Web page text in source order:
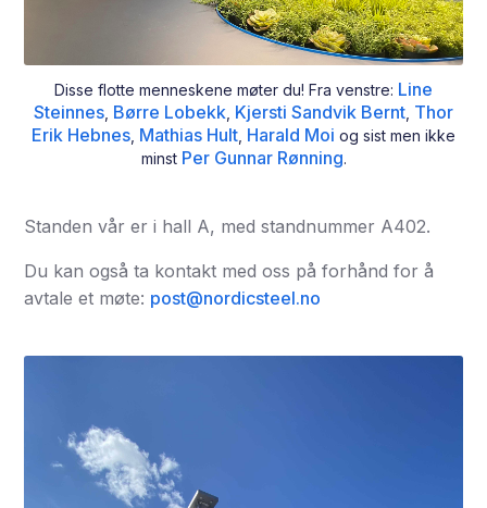
Disse flotte menneskene møter du! Fra venstre: Line
Steinnes Børre Lobekk Kjersti Sandvik Bernt Thor
Erik Hebnes Mathias Hult Harald Moi og sist men ikke
minst Per Gunnar Rønning.
Standen vår er i hall A, med standnummer A402.
Du kan også ta kontakt med oss på forhånd for å
avtale et møte: post@nordicsteel.no